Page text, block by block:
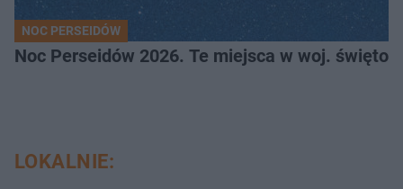
NOC PERSEIDÓW
Noc Perseidów 2026. Te miejsca w woj.
LOKALNIE: